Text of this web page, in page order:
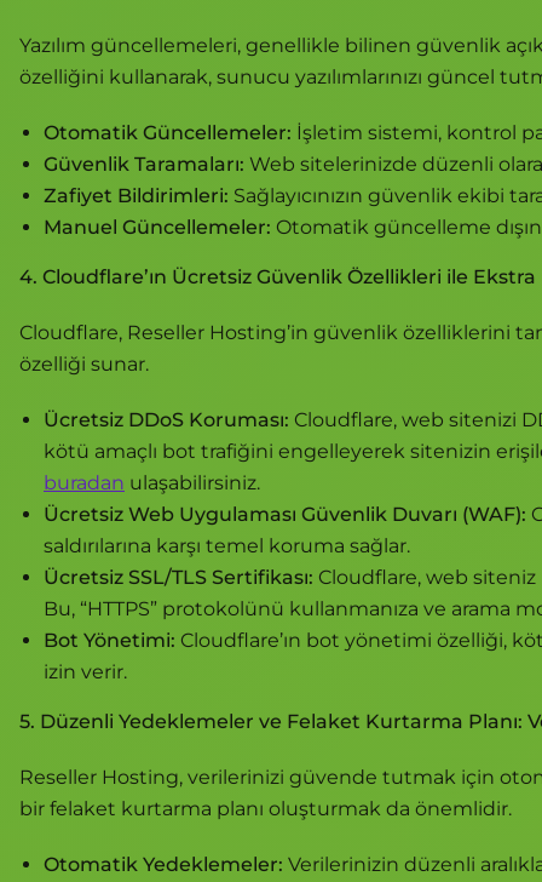
Yazılım güncellemeleri, genellikle bilinen güvenlik
özelliğini kullanarak, sunucu yazılımlarınızı güncel
Otomatik Güncellemeler: İşletim sistemi, kontrol
Güvenlik Taramaları: Web sitelerinizde düzenli
Zafiyet Bildirimleri: Sağlayıcınızın güvenlik ekibi
Manuel Güncellemeler: Otomatik güncelleme
4. Cloudflare’ın Ücretsiz Güvenlik Özellikleri ile
Cloudflare, Reseller Hosting’in güvenlik özelliklerini
özelliği sunar.
Ücretsiz DDoS Koruması: Cloudflare, web sitenizi
kötü amaçlı bot trafiğini engelleyerek sitenizin
buradan ulaşabilirsiniz.
Ücretsiz Web Uygulaması Güvenlik Duvarı (WAF):
saldırılarına karşı temel koruma sağlar.
Ücretsiz SSL/TLS Sertifikası: Cloudflare, web siteniz
Bu, “HTTPS” protokolünü kullanmanıza ve arama
Bot Yönetimi: Cloudflare’ın bot yönetimi özelliği,
izin verir.
5. Düzenli Yedeklemeler ve Felaket Kurtarma Planı:
Reseller Hosting, verilerinizi güvende tutmak için
bir felaket kurtarma planı oluşturmak da önemlidir.
Otomatik Yedeklemeler: Verilerinizin düzenli